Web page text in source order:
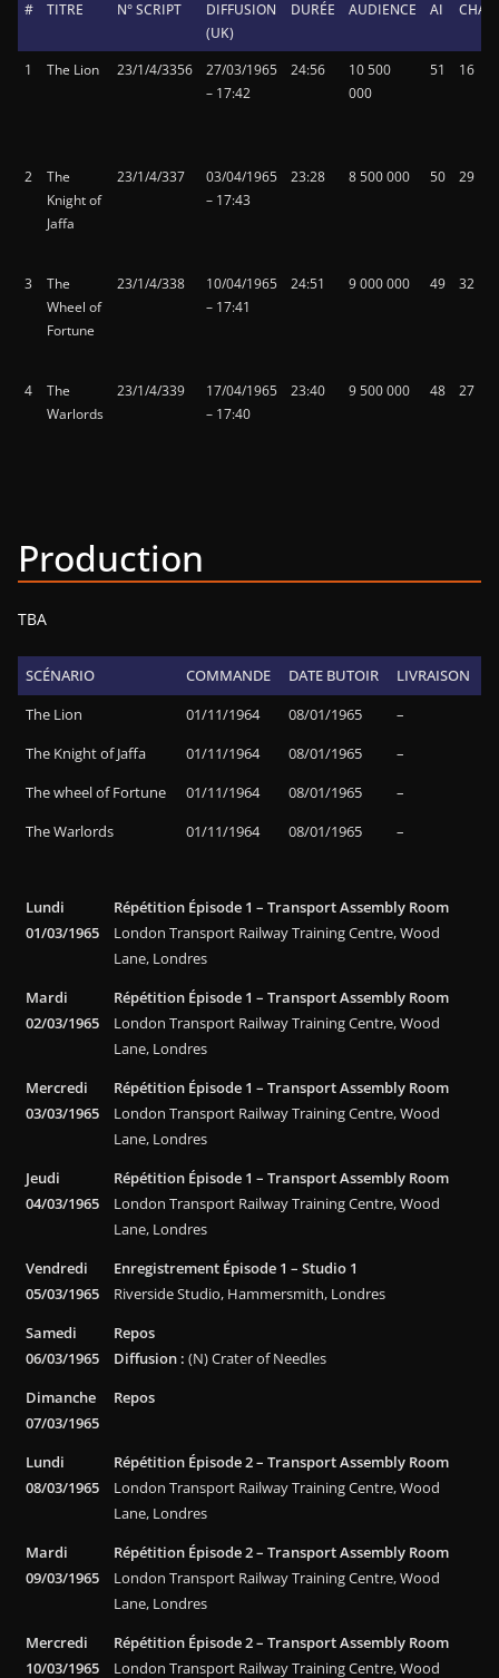
# TITRE N° SCRIPT
DIFFUSION
(UK)
DURÉE AUDIENCE AI
1 The Lion 23/1/4/3356
27/03/1965
– 17:42
24:56
10 500
000
51 16
2
The
Knight of
Jaffa
23/1/4/337
03/04/1965
– 17:43
23:28 8 500 000 50 29
3
The
Wheel of
Fortune
23/1/4/338
10/04/1965
– 17:41
24:51 9 000 000 49 32
4
The
Warlords
23/1/4/339
17/04/1965
– 17:40
23:40 9 500 000 48 27
Production
TBA
SCÉNARIO COMMANDE DATE BUTOIR
LIVRAISON
The Lion
01/11/1964 08/01/1965
–
The Knight of Jaffa
01/11/1964 08/01/1965
–
The wheel of Fortune
01/11/1964 08/01/1965
–
The Warlords
01/11/1964 08/01/1965 –
Lundi
01/03/1965
Répétition Épisode 1 – Transport Assembly Room
London Transport Railway Training Centre, Wood
Lane, Londres
Mardi
02/03/1965
Répétition Épisode 1 – Transport Assembly Room
London Transport Railway Training Centre, Wood
Lane, Londres
Mercredi
03/03/1965
Répétition Épisode 1 – Transport Assembly Room
London Transport Railway Training Centre, Wood
Lane, Londres
Jeudi
04/03/1965
Répétition Épisode 1 – Transport Assembly Room
London Transport Railway Training Centre, Wood
Lane, Londres
Vendredi
05/03/1965
Enregistrement Épisode 1 – Studio 1
Riverside Studio, Hammersmith, Londres
Samedi
06/03/1965
Repos
Diffusion : (N) Crater of Needles
Dimanche
07/03/1965
Repos
Lundi
08/03/1965
Répétition Épisode 2 – Transport Assembly Room
London Transport Railway Training Centre, Wood
Lane, Londres
Mardi
09/03/1965
Répétition Épisode 2 – Transport Assembly Room
London Transport Railway Training Centre, Wood
Lane, Londres
Mercredi
10/03/1965
Répétition Épisode 2 – Transport Assembly Room
London Transport Railway Training Centre, Wood